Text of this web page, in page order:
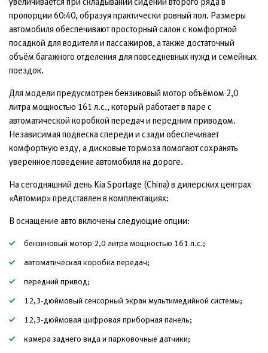
пропорции 60:40, образуя практически ровный пол. Размеры
автомобиля обеспечивают просторный салон с комфортной
посадкой для водителя и пассажиров, а также достаточный
объём багажного отделения для повседневных нужд и семейных
поездок.
Для модели предусмотрен бензиновый мотор объёмом 2,0
литра мощностью 161 л.с., который работает в паре с
автоматической коробкой передач и передним приводом.
Независимая подвеска спереди и сзади обеспечивает
комфортную езду, а дисковые тормоза помогают сохранять
уверенное поведение автомобиля на дороге.
На сегодняшний день Kia Sportage (China) в дилерских центрах
«Автомир» представлен в комплектациях:
В оснащение авто включены следующие опции:
бензиновый мотор 2,0 литра мощностью 161 л.с.;
автоматическая коробка передач;
передний привод;
12,3-дюймовый сенсорный экран мультимедийной системы;
12,3-дюймовая цифровая приборная панель;
камера заднего вида и парковочные датчики;